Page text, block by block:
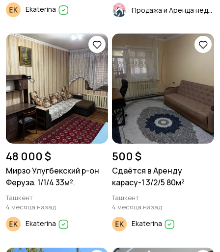
Ekaterina
48 000 $
Мирзо Улугбекский р-он
Феруза. 1/1/4 33м².
Ташкент
4 месяца назад
Ekaterina
500 $
Сдаётся в Аренду
карасу-1 3/2/5 80м²
Ташкент
4 месяца назад
Ekaterina